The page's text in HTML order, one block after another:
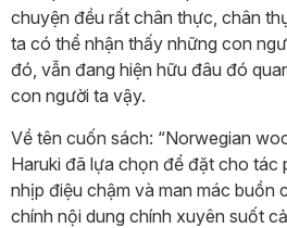
chuyện đều rất chân thực, chân
ta có thể nhận thấy những con
đó, vẫn đang hiện hữu đâu đó
con người ta vậy.
Về tên cuốn sách: “Norwegian
Haruki đã lựa chọn để đặt cho tác
nhịp điệu chậm và man mác buồn
chính nội dung chính xuyên suốt